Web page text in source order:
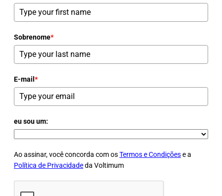
Sobrenome*
E-mail *
eu sou um:
Ao assinar, você concorda com osTermos e Condiçõese a
Política de Privacidadeda Voltimum